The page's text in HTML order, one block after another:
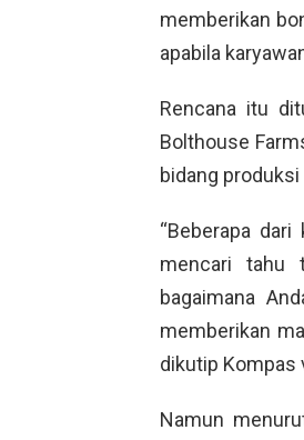
memberikan
apabila
Rencana itu
Bolthouse
bidang
“Beberapa
mencari tahu
bagaimana
memberikan
dikutip Kompas
Namun